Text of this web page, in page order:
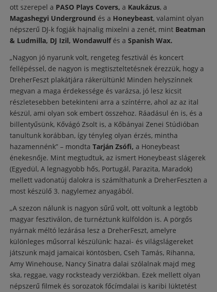
ott szerepel a PASO Plays Covers, a Kaukázus, a
Magashegyi Underground és a Honeybeast, valamint olyan
népszerű DJ-k fogják hajnalig mixelni a zenét, mint Beatman
& Ludmilla, DJ Izil, Wondawulfés a Spanish Wax.
„Nagyon jó nyarunk volt, rengeteg fesztivál és koncert
fellépéssel, de nagyon is megtiszteltetésnek érezzük, hogy a
DreherFeszt plakátjára rákerültünk! Minden helyszínnek
megvan a maga érdekessége és varázsa, jó lesz kicsit
részletesebben betekinteni arra a színtérre, ahol az az ital
készül, ami olyan sok embert összehoz. Ráadásul én is, és a
billentyűsünk, Kővágó Zsolt is, a Kőbányai Zenei Stúdióban
tanultunk korábban, így tényleg olyan érzés, mintha
hazamennénk” – mondta Tarján Zsófi, a Honeybeast
énekesnője. Mint megtudtuk, az ismert Honeybeast slágerek
(Egyedül, A legnagyobb hős, Portugál, Parazita, Maradok)
mellett vadonatúj dalokra is számíthatunk a DreherFeszten a
most készülő 3. nagylemez anyagából.
„A szezon nálunk is nagyon sűrű volt, ott voltunk a legtöbb
magyar fesztiválon, de turnéztunk külföldön is. A pörgős
nyárnak méltó lezárása lesz a DreherFeszt, amelyre
különleges műsorral készülünk: hazai- és világslágereket
játszunk majd jamaicai köntösben, Cseh Tamás, Rihanna,
Amy Winehouse, Nancy Sinatra dalai szólalnak majd meg
ska, reggae, vagy rocksteady verziókban. Ezek mellett olyan
népszerű filmek és sorozatok főcímdalai is karibi lüktetést